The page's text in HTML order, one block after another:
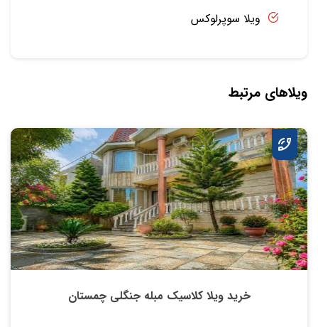
ویلا سوپرلوکس
ویلاهای مرتبط
خرید ویلا کلاسیک مبله جنگلی چمستان